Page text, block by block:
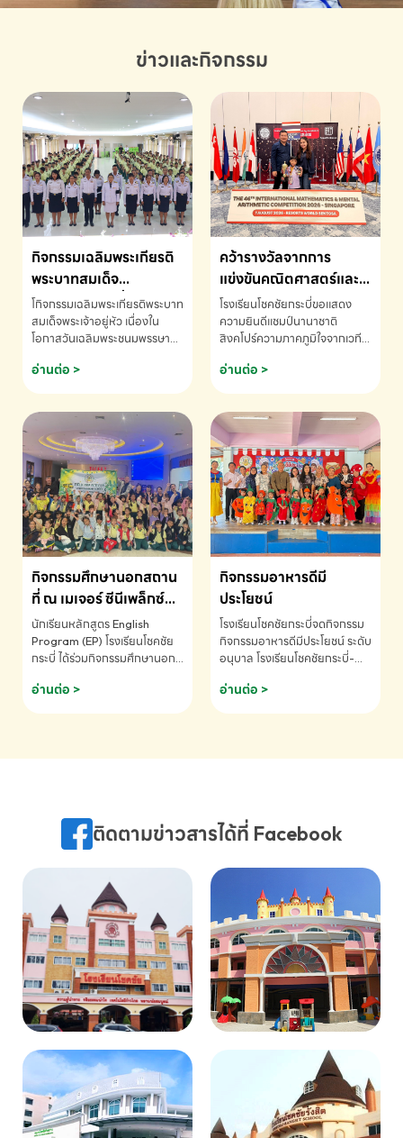
ข่าวและกิจกรรม
กิจกรรมเฉลิมพระเกียรติ
พระบาทสมเด็จ
พระเจ้าอยู่หัว เนื่องใน
โอกาสวันเฉลิม
พระชนมพรรษา
โกิจกรรมเฉลิมพระเกียรติพระบาท
สมเด็จพระเจ้าอยู่หัว เนื่องใน
โอกาสวันเฉลิมพระชนมพรรษา
ข้อมูลเพิ่มเติม โทร. 075-691910
อ่านต่อ >
คว้ารางวัลจากการ
แข่งขันคณิตศาสตร์และ
คณิตคิดเร็วนานาชาติ
ครั้งที่ 46 ประจำปี 2569
ณ ประเทศสิงคโปร์
โรงเรียนโชคชัยกระบี่ขอแสดง
ความยินดีแชมป์นานาชาติ
สิงคโปร์ความภาคภูมิใจจากเวที
ด.ช.พัทธนันท์ พรหมพันธ์ ชั้น
อนุบาล EP K3 โรงเรียนโชคชัย
แข่งขันคณิตศาสตร์และคณิตคิด
เร็วนานาชาติ ครั้งที่ 46 ประจำปี
2569 ณ ประเทศสิงคโปร์
INTERNATIONAL
MATHEMATICS AND
MENTAL ARITHMETIC
COMPETITION 2026 - ถ้วย
รางวัลรองชนะเลิศอันดับที่ 2
Mental Arithmetic
Competition K2 - ถ้วยรางวัล
รองชนะเลิศอันดับที่ 2 Mental
K2(Grop) โรงเรียนโชคชัยกระบี่-
สอบถามข้อมูลเพิ่มเติม โทร.
075-691910
อ่านต่อ >
กิจกรรมศึกษานอกสถาน
ที่ ณ เมเจอร์ ซีนีเพล็กซ์
ระดับประถมศึกษา (EP.1-
6)
นักเรียนหลักสูตร English
Program (EP) โรงเรียนโชคชัย
กระบี่ ได้ร่วมกิจกรรมศึกษานอก
ชมภาพยนตร์ Toy Story 5
(Soundtrack)เพื่อเสริมทักษะ
ภาษา ผ่านประสบการณ์การเรียนรู้
075-691910
อ่านต่อ >
กิจกรรมอาหารดีมี
ประโยชน์
โรงเรียนโชคชัยกระบี่จดกิจกรรม
กิจกรรมอาหารดีมีประโยชน์ ระดับ
อนุบาล โรงเรียนโชคชัยกระบี่-
075-691910
อ่านต่อ >
ติดตามข่าวสารได้ที่ Facebook